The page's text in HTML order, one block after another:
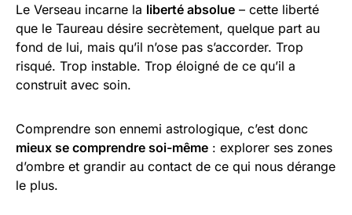
Le Verseau incarne la liberté absolue – cette liberté
que le Taureau désire secrètement, quelque part au
fond de lui, mais qu’il n’ose pas s’accorder. Trop
risqué. Trop instable. Trop éloigné de ce qu’il a
construit avec soin.
Comprendre son ennemi astrologique, c’est donc
mieux se comprendre soi-même : explorer ses zones
d’ombre et grandir au contact de ce qui nous dérange
le plus.